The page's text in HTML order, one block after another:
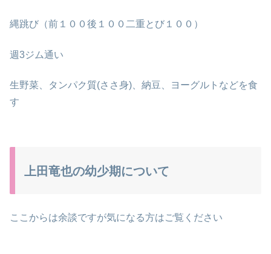
縄跳び（前１００後１００二重とび１００）
週3ジム通い
生野菜、タンパク質(ささ身)、納豆、ヨーグルトなどを食
す
上田竜也の幼少期について
ここからは余談ですが気になる方はご覧ください